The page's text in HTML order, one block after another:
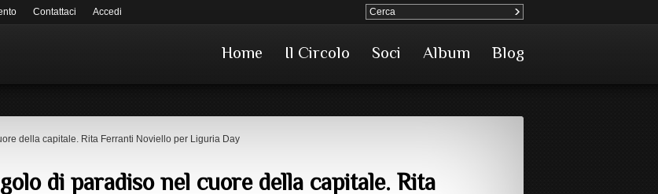
Contattaci Accedi
Home Il Circolo Soci Album Blog
della capitale. Rita Ferranti Noviello per Liguria Day
di paradiso nel cuore della capitale. Rita